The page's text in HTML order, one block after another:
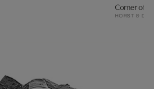
Corner of
HORST &